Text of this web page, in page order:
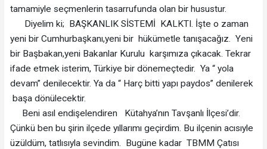
tamamiyle seçmenlerin tasarrufunda olan bir husustur.
Diyelim ki; BAŞKANLIK SİSTEMİ KALKTI. İşte o zaman
yeni bir Cumhurbaşkanı,yeni bir hükümetle tanışacağız. Yeni
bir Başbakan,yeni Bakanlar Kurulu karşımıza çıkacak. Tekrar
ifade etmek isterim, Türkiye bir dönemeçtedir. Ya “ yola
devam” denilecektir. Ya da “ Harç bitti yapı paydos” denilerek
başa dönülecektir.
Beni asıl endişelendiren Kütahya’nın Tavşanlı İlçesi’dir.
Çünkü ben bu şirin ilçede yıllarımı geçirdim. Bu ilçenin acısıyle
üzüldüm, tatlısıyla sevindim. Bugüne kadar TBMM Çatısı